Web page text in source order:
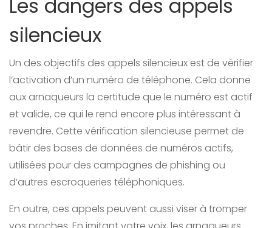
Les dangers des appels
silencieux
Un des objectifs des appels silencieux est de vérifier
l’activation d’un numéro de téléphone. Cela donne
aux arnaqueurs la certitude que le numéro est actif
et valide, ce qui le rend encore plus intéressant à
revendre. Cette vérification silencieuse permet de
bâtir des bases de données de numéros actifs,
utilisées pour des campagnes de phishing ou
d’autres escroqueries téléphoniques.
En outre, ces appels peuvent aussi viser à tromper